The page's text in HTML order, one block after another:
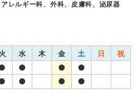
レルギー科、外科、皮膚科、泌尿器
火 水 木 金 土 日 祝